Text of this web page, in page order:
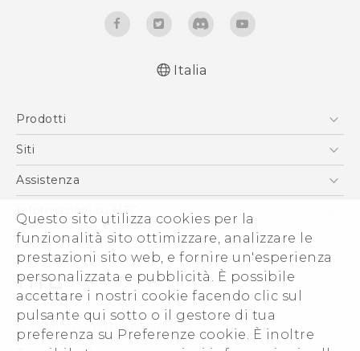
Questo sito utilizza cookies per la
funzionalità sito ottimizzare, analizzare le
prestazioni sito web, e fornire un'esperienza
personalizzata e pubblicità. È possibile
accettare i nostri cookie facendo clic sul
pulsante qui sotto o il gestore di tua
preferenza su Preferenze cookie. È inoltre
normativa
English - Safety and regulatory guide
Italia
Prodotti
Smartphone
Vive
Accessori
Siti
HTC VIVE
Assistenza
Ecommerce Assistenza
Informazioni su HTC
ESG
Uffici Commerciali
Investitori (Inglese)
Cookie Preferences
Lavora con noi
© 2011-2026 HTC Corporation